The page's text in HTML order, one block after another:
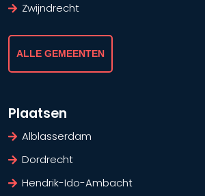
Zwijndrecht
ALLE GEMEENTEN
Plaatsen
Alblasserdam
Dordrecht
Hendrik-Ido-Ambacht